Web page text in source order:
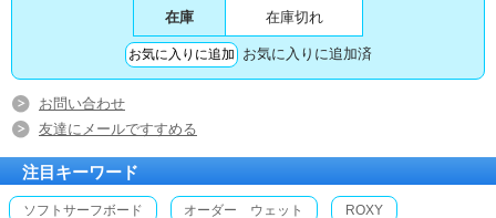
在庫 在庫切れ
お気に入りに追加済
お問い合わせ
友達にメールですすめる
注目キーワード
ソフトサーフボード オーダー ウェット ROXY